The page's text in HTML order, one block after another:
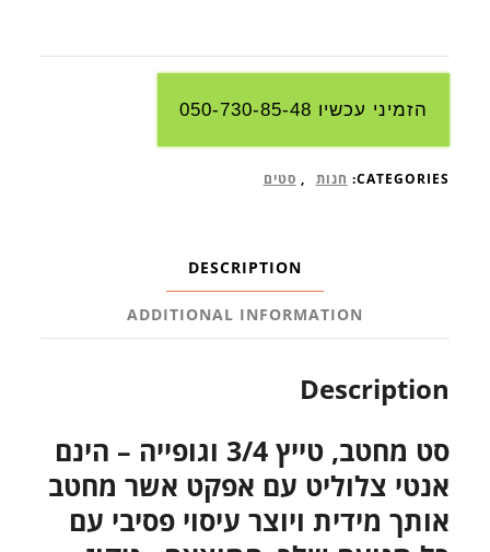
הזמיני עכשיו 050-730-85-48
CATEGORIES: חנות , סטים
DESCRIPTION
ADDITIONAL INFORMATION
Description
סט מחטב, טייץ 3/4 וגופייה – הינם
אנטי צלוליט עם אפקט אשר מחטב
אותך מידית ויוצר עיסוי פסיבי עם